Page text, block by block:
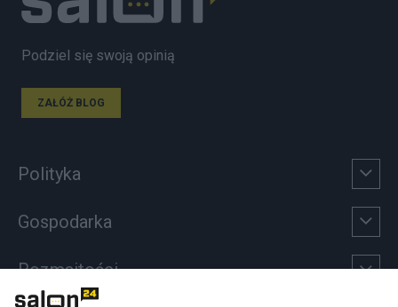
Podziel się swoją opinią
ZAŁÓŻ BLOG
Polityka
Gospodarka
Rozmaitości